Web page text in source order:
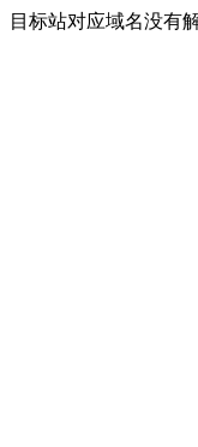
目标站对应域名没有